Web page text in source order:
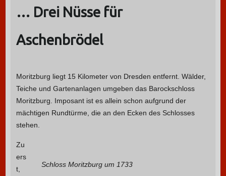
… Drei Nüsse für
Aschenbrödel
Moritzburg liegt 15 Kilometer von Dresden entfernt. Wälder,
Teiche und Gartenanlagen umgeben das Barockschloss
Moritzburg. Imposant ist es allein schon aufgrund der
mächtigen Rundtürme, die an den Ecken des Schlosses
stehen.
Schloss Moritzburg um 1733
Zu
ers
t,